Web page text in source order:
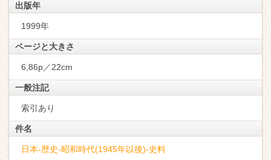
出版年
1999年
ページと大きさ
6,86p／22cm
一般注記
索引あり
件名
日本-歴史-昭和時代(1945年以後)-史料